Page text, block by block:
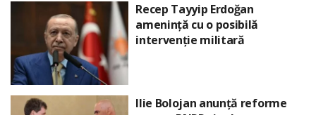
Recep Tayyip Erdoğan
amenință cu o posibilă
intervenție militară
Ilie Bolojan anunță reforme